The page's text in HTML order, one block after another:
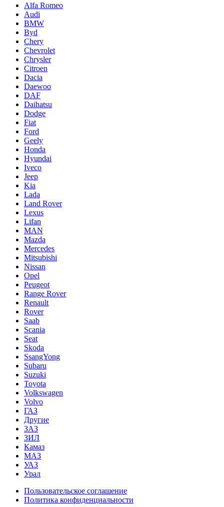
Alfa Romeo
Audi
BMW
Byd
Chery
Chevrolet
Chrysler
Citroen
Dacia
Daewoo
DAF
Daihatsu
Dodge
Fiat
Ford
Geely
Honda
Hyundai
Iveco
Jeep
Kia
Lada
Land Rover
Lexus
Lifan
MAN
Mazda
Mercedes
Mitsubishi
Nissan
Opel
Peugeot
Range Rover
Renault
Rover
Saab
Scania
Seat
Skoda
SsangYong
Subaru
Suzuki
Toyota
Volkswagen
Volvo
ГАЗ
Другие
ЗАЗ
ЗИЛ
Камаз
МАЗ
УАЗ
Урал
Пользовательское соглашение
Политика конфиденциальности